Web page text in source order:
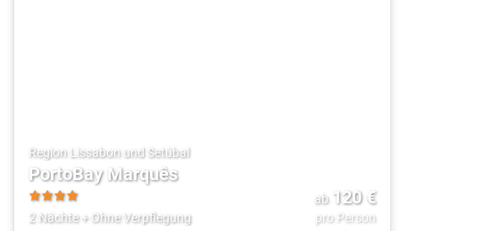
Region Lissabon und Setúbal
PortoBay Marquês
4
2 Nächte+ Ohne Verpflegung
ab 120€
pro Person